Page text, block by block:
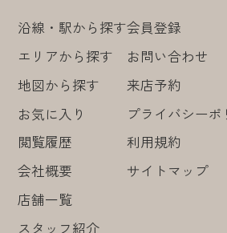
沿線・駅から探す
エリアから探す
地図から探す
お気に入り
閲覧履歴
会社概要
店舗一覧
スタッフ紹介
会員登録
お問い合わせ
来店予約
プライバシーポ
利用規約
サイトマップ